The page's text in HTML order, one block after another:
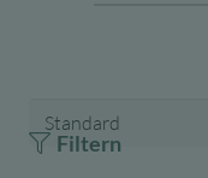
Filtern